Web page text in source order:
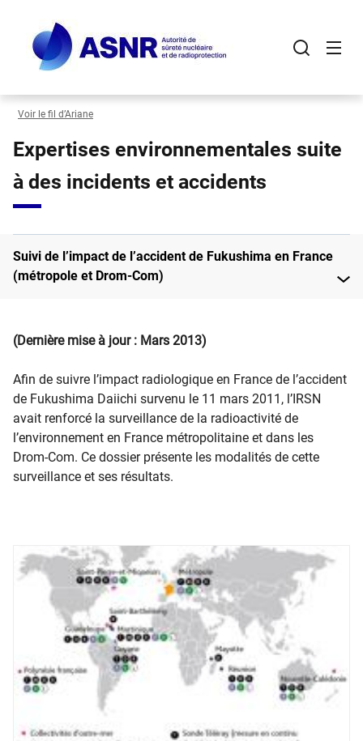
contenu
principal
Voir le fil d’Ariane
Expertises environnementales suite
à des incidents et accidents
Suivi de l’impact de l’accident de Fukushima en France
(métropole et Drom-Com)
(Dernière mise à jour : Mars 2013)
​​Afin de suivre l’impact radiologique en France de l’accident
de Fukushima Daiichi survenu le 11 mars 2011, l’IRSN
avait renforcé la surveillance de la radioactivité de
l’environnement en France métropolitaine et dans les
Drom-Com. Ce dossier présente les modalités de cette
surveillance et ses résultats.